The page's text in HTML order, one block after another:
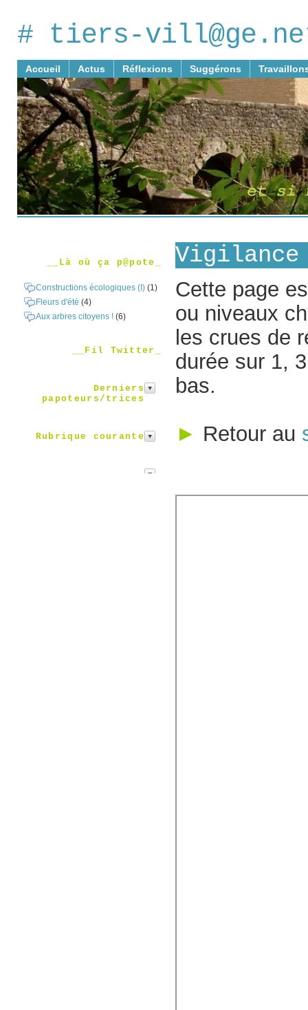
# tiers-
Accueil Actus Réflexions Suggérons
__Là où ça p@pote_
Constructions écologiques (I) (1)
Fleurs d'été (4)
Aux arbres citoyens ! (6)
__Fil Twitter_
Derniers
papoteurs/trices
Rubrique courante
Vigilance
Cette page
ou niveaux
les crues de
durée sur 1,
bas.
► Retour au